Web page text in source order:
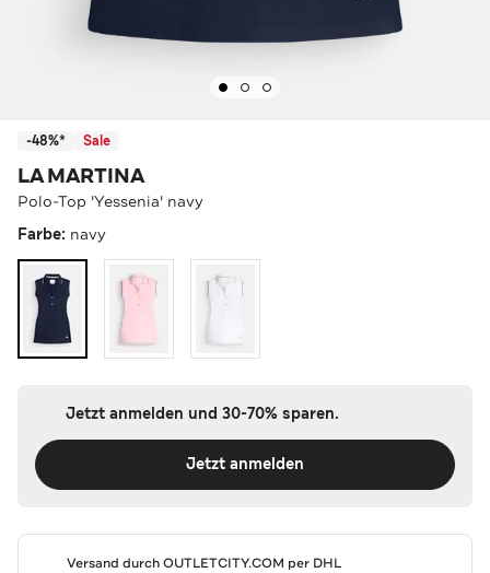
-48%* Sale
LA MARTINA
Polo-Top 'Yessenia' navy
Farbe: navy
Jetzt anmelden und 30-70% sparen.
Jetzt anmelden
Versand durchOUTLETCITY.COM per DHL